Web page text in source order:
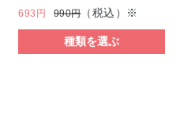
693円 990円（税込）※
種類を選ぶ